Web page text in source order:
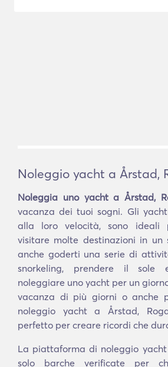
Noleggio yacht a Årstad,
Noleggia uno yacht a Årstad,
vacanza dei tuoi sogni. Gli
alla loro velocità, sono ideali
visitare molte destinazioni in un
anche goderti una serie di
snorkeling, prendere il sole
noleggiare uno yacht per un
vacanza di più giorni o anche
noleggio yacht a Årstad,
perfetto per creare ricordi che
La piattaforma di noleggio yacht
solo barche verificate per